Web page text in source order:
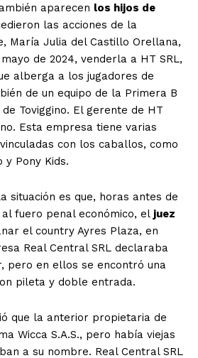
aparecen los hijos de
las acciones de la
María Julia del Castillo Orellana,
de 2024, venderla a HT SRL,
alberga a los jugadores de
de un equipo de la Primera B
Toviggino. El gerente de HT
Esta empresa tiene varias
con los caballos, como
y Pony Kids.
situación es que, horas antes de
fuero penal económico, el juez
el country Ayres Plaza, en
Real Central SRL declaraba
pero en ellos se encontró una
pileta y doble entrada.
que la anterior propietaria de
Wicca S.A.S., pero había viejas
a su nombre. Real Central SRL